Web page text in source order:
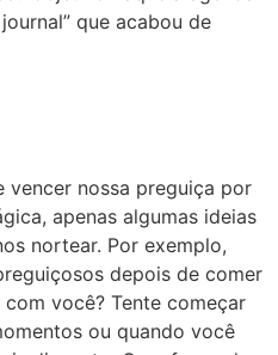
que acabou de
vencer nossa preguiça por
apenas algumas ideias
nortear. Por exemplo,
depois de comer
você? Tente começar
ou quando você